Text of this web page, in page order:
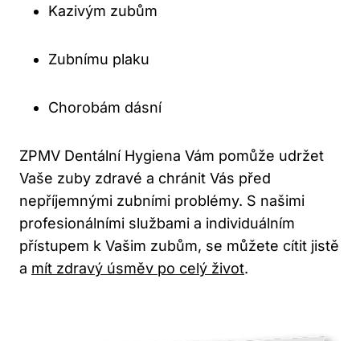
Kazivým zubům
Zubnímu plaku
Chorobám dásní
ZPMV Dentální Hygiena Vám pomůže udržet
Vaše zuby zdravé a chránit Vás před
nepříjemnými zubními problémy. S našimi
profesionálními službami a individuálním
přístupem k Vašim zubům, se můžete cítit jistě
a mít zdravý úsměv po celý život.